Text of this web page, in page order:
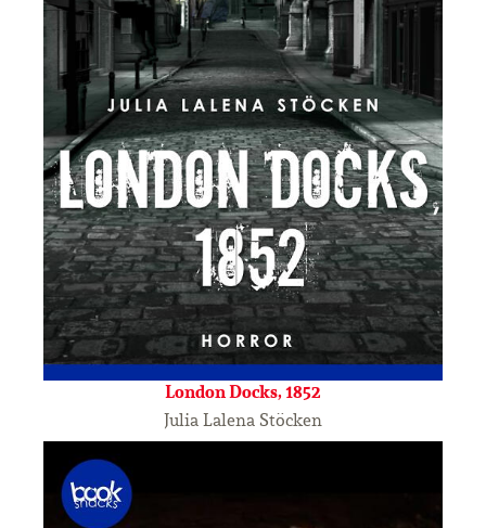
London Docks, 1852
Julia Lalena Stöcken